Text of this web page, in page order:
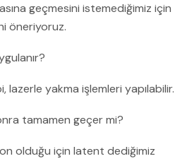
geçmesini istemediğimiz için
öneriyoruz.
yakma işlemleri yapılabilir.
tamamen geçer mi?
olduğu için latent dediğimiz